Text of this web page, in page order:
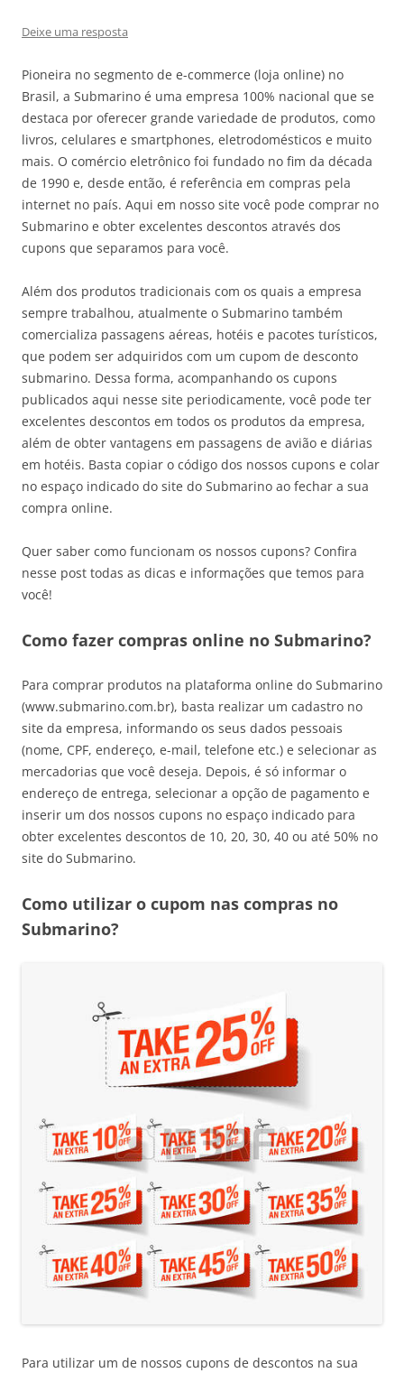
Deixe uma resposta
Pioneira no segmento de e-commerce (loja online) no
Brasil, a Submarino é uma empresa 100% nacional que se
destaca por oferecer grande variedade de produtos, como
livros, celulares e smartphones, eletrodomésticos e muito
mais. O comércio eletrônico foi fundado no fim da década
de 1990 e, desde então, é referência em compras pela
internet no país. Aqui em nosso site você pode comprar no
Submarino e obter excelentes descontos através dos
cupons que separamos para você.
Além dos produtos tradicionais com os quais a empresa
sempre trabalhou, atualmente o Submarino também
comercializa passagens aéreas, hotéis e pacotes turísticos,
que podem ser adquiridos com um cupom de desconto
submarino. Dessa forma, acompanhando os cupons
publicados aqui nesse site periodicamente, você pode ter
excelentes descontos em todos os produtos da empresa,
além de obter vantagens em passagens de avião e diárias
em hotéis. Basta copiar o código dos nossos cupons e colar
no espaço indicado do site do Submarino ao fechar a sua
compra online.
Quer saber como funcionam os nossos cupons? Confira
nesse post todas as dicas e informações que temos para
você!
Como fazer compras online no Submarino?
Para comprar produtos na plataforma online do Submarino
(www.submarino.com.br), basta realizar um cadastro no
site da empresa, informando os seus dados pessoais
(nome, CPF, endereço, e-mail, telefone etc.) e selecionar as
mercadorias que você deseja. Depois, é só informar o
endereço de entrega, selecionar a opção de pagamento e
inserir um dos nossos cupons no espaço indicado para
obter excelentes descontos de 10, 20, 30, 40 ou até 50% no
site do Submarino.
Como utilizar o cupom nas compras no
Submarino?
Para utilizar um de nossos cupons de descontos na sua